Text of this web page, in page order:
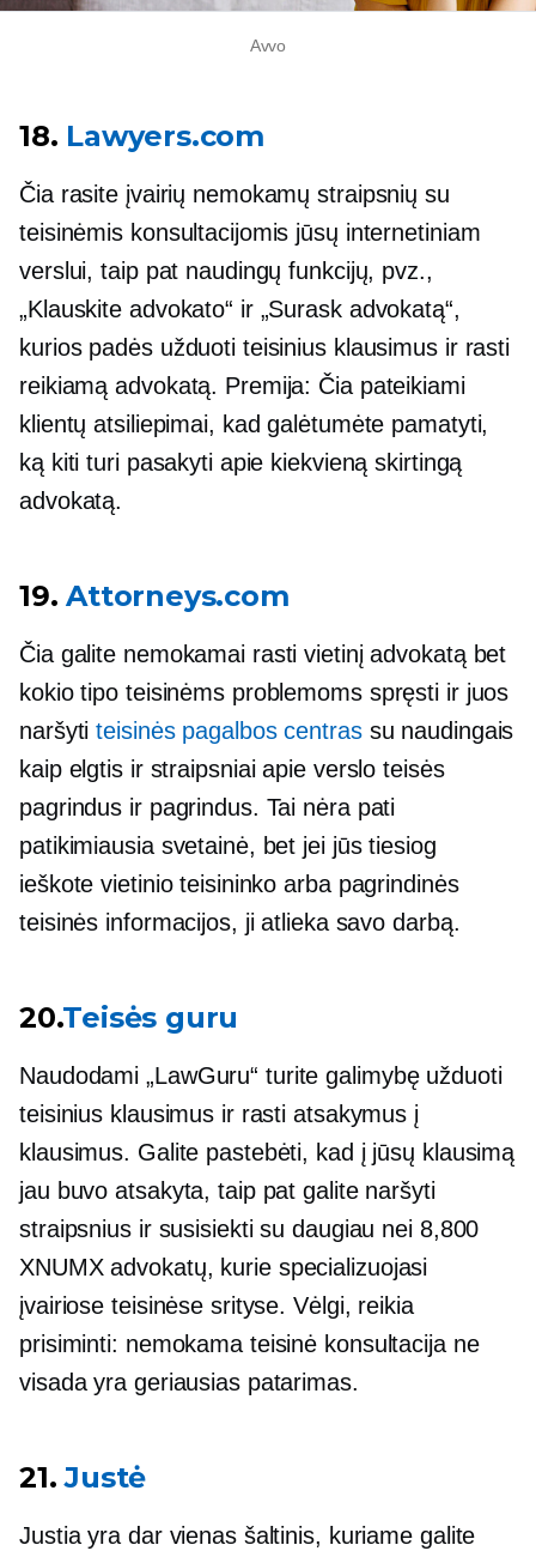
Avvo
18. Lawyers.com
Čia rasite įvairių nemokamų straipsnių su
teisinėmis konsultacijomis jūsų internetiniam
verslui, taip pat naudingų funkcijų, pvz.,
„Klauskite advokato“ ir „Surask advokatą“,
kurios padės užduoti teisinius klausimus ir rasti
reikiamą advokatą. Premija: Čia pateikiami
klientų atsiliepimai, kad galėtumėte pamatyti,
ką kiti turi pasakyti apie kiekvieną skirtingą
advokatą.
19.Attorneys.com
Čia galite nemokamai rasti vietinį advokatą bet
kokio tipo teisinėms problemoms spręsti ir juos
naršytiteisinės pagalbos centrassu naudingais
kaip elgtisir straipsniai apie verslo teisės
pagrindus ir pagrindus. Tai nėra pati
patikimiausia svetainė, bet jei jūs tiesiog
ieškote vietinio teisininko arba pagrindinės
teisinės informacijos, ji atlieka savo darbą.
20.Teisės guru
Naudodami „LawGuru“ turite galimybę užduoti
teisinius klausimus ir rasti atsakymus į
klausimus. Galite pastebėti, kad į jūsų klausimą
jau buvo atsakyta, taip pat galite naršyti
straipsnius ir susisiekti su daugiau nei 8,800
XNUMX advokatų, kurie specializuojasi
įvairiose teisinėse srityse. Vėlgi, reikia
prisiminti: nemokama teisinė konsultacija ne
visada yra geriausias patarimas.
21.Justė
Justia yra dar vienas šaltinis, kuriame galite